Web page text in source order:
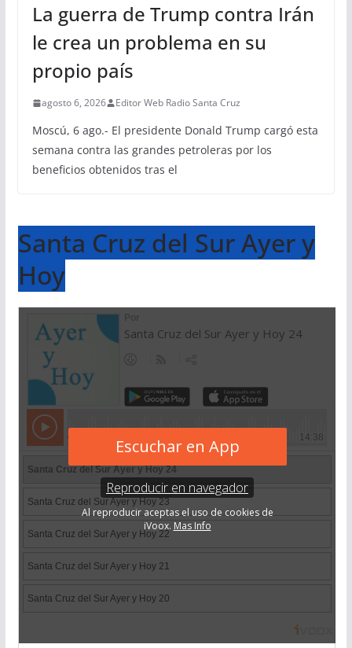
La guerra de Trump contra Irán
le crea un problema en su
propio país
agosto 6, 2026 Editor Web Radio Santa Cruz
Moscú, 6 ago.- El presidente Donald Trump cargó esta
semana contra las grandes petroleras por los
beneficios obtenidos tras el
Santa Cruz del Sur Ayer y
Hoy